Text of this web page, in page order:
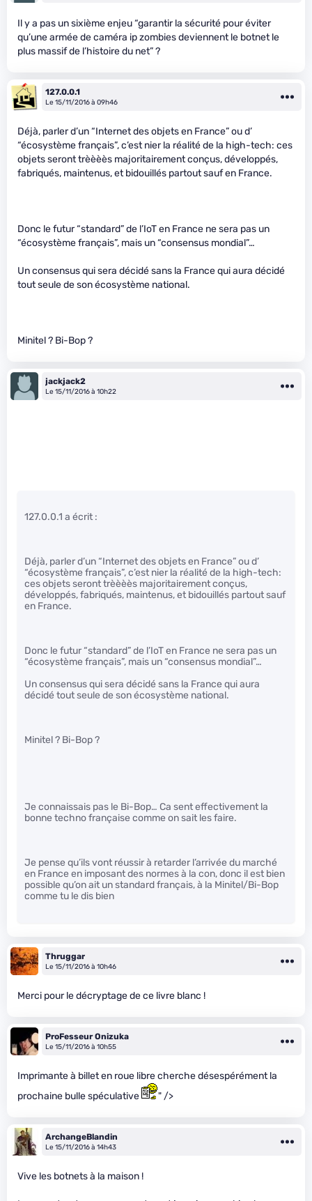
Il y a pas un sixième enjeu “garantir la sécurité pour éviter
qu’une armée de caméra ip zombies deviennent le botnet le
plus massif de l’histoire du net” ?
127.0.0.1
Le 15/11/2016 à 09h46
Déjà, parler d’un “Internet des objets en France” ou d’
“écosystème français”, c’est nier la réalité de la high-tech: ces
objets seront trèèèès majoritairement conçus, développés,
fabriqués, maintenus, et bidouillés partout sauf en France.
Donc le futur “standard” de l’IoT en France ne sera pas un
“écosystème français”, mais un “consensus mondial”…
Un consensus qui sera décidé sans la France qui aura décidé
tout seule de son écosystème national.
Minitel ? Bi-Bop ?
jackjack2
Le 15/11/2016 à 10h22
127.0.0.1 a écrit :
Déjà, parler d’un “Internet des objets en France” ou d’
“écosystème français”, c’est nier la réalité de la high-tech:
ces objets seront trèèèès majoritairement conçus,
développés, fabriqués, maintenus, et bidouillés partout sauf
en France.
Donc le futur “standard” de l’IoT en France ne sera pas un
“écosystème français”, mais un “consensus mondial”…
Un consensus qui sera décidé sans la France qui aura
décidé tout seule de son écosystème national.
Minitel ? Bi-Bop ?
Je connaissais pas le Bi-Bop… Ca sent effectivement la
bonne techno française comme on sait les faire.
Je pense qu’ils vont réussir à retarder l’arrivée du marché
en France en imposant des normes à la con, donc il est bien
possible qu’on ait un standard français, à la Minitel/Bi-Bop
comme tu le dis bien
Thruggar
Le 15/11/2016 à 10h46
Merci pour le décryptage de ce livre blanc !
ProFesseur Onizuka
Le 15/11/2016 à 10h55
Imprimante à billet en roue libre cherche désespérément la
prochaine bulle spéculative
" />
ArchangeBlandin
Le 15/11/2016 à 14h43
Vive les botnets à la maison !